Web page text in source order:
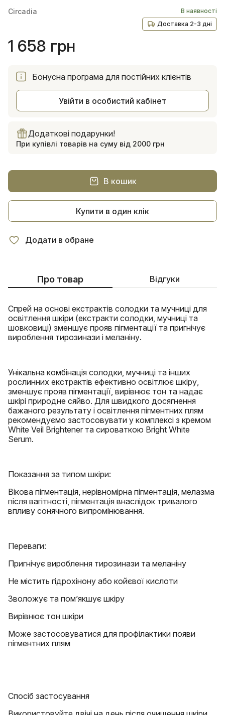
Circadia
В наявності
Доставка 2-3 дні
1 658 грн
Бонусна програма для постійних клієнтів
Увійти в особистий кабінет
Додаткові подарунки!
При купівлі товарів на суму від 2000 грн
В кошик
Купити в один клік
Додати в обране
Про товар Відгуки
Спрей на основі екстрактів солодки та мучниці для
освітлення шкіри (екстракти солодки, мучниці та
шовковиці) зменшує прояв пігментації та пригнічує
вироблення тирозинази і меланіну.
Унікальна комбінація солодки, мучниці та інших
рослинних екстрактів ефективно освітлює шкіру,
зменшує прояв пігментації, вирівнює тон та надає
шкірі природне сяйво. Для швидкого досягнення
бажаного результату і освітлення пігментних плям
рекомендуємо застосовувати у комплексі з кремом
White Veil Brightener та сироваткою Bright White
Serum.
Показання за типом шкіри:
Вікова пігментація, нерівномірна пігментація, мелазма
після вагітності, пігментація внаслідок тривалого
впливу сонячного випромінювання.
Переваги:
Пригнічує вироблення тирозинази та меланіну
Не містить гідрохінону або койєвої кислоти
Зволожує та пом’якшує шкіру
Вирівнює тон шкіри
Може застосовуватися для профілактики появи
пігментних плям
Спосіб застосування